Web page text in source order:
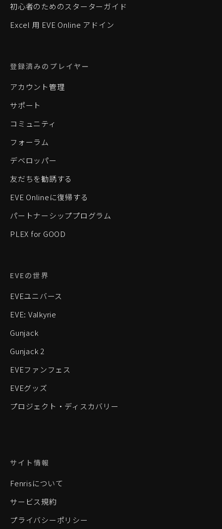
初心者のためのスターターガイド
Excel 用 EVE Online アドイン
登録済みのプレイヤー
アカウント管理
サポート
コミュニティ
フォーラム
デベロッパー
友だちを勧誘する
EVE Onlineに復帰する
パートナーシッププログラム
PLEX for GOOD
EVEの世界
EVEユニバース
EVE: Valkyrie
Gunjack
Gunjack 2
EVEファンフェス
EVEグッズ
プロジェクト・ディスカバリー
サイト情報
Fenrisについて
サービス規約
プライバシーポリシー